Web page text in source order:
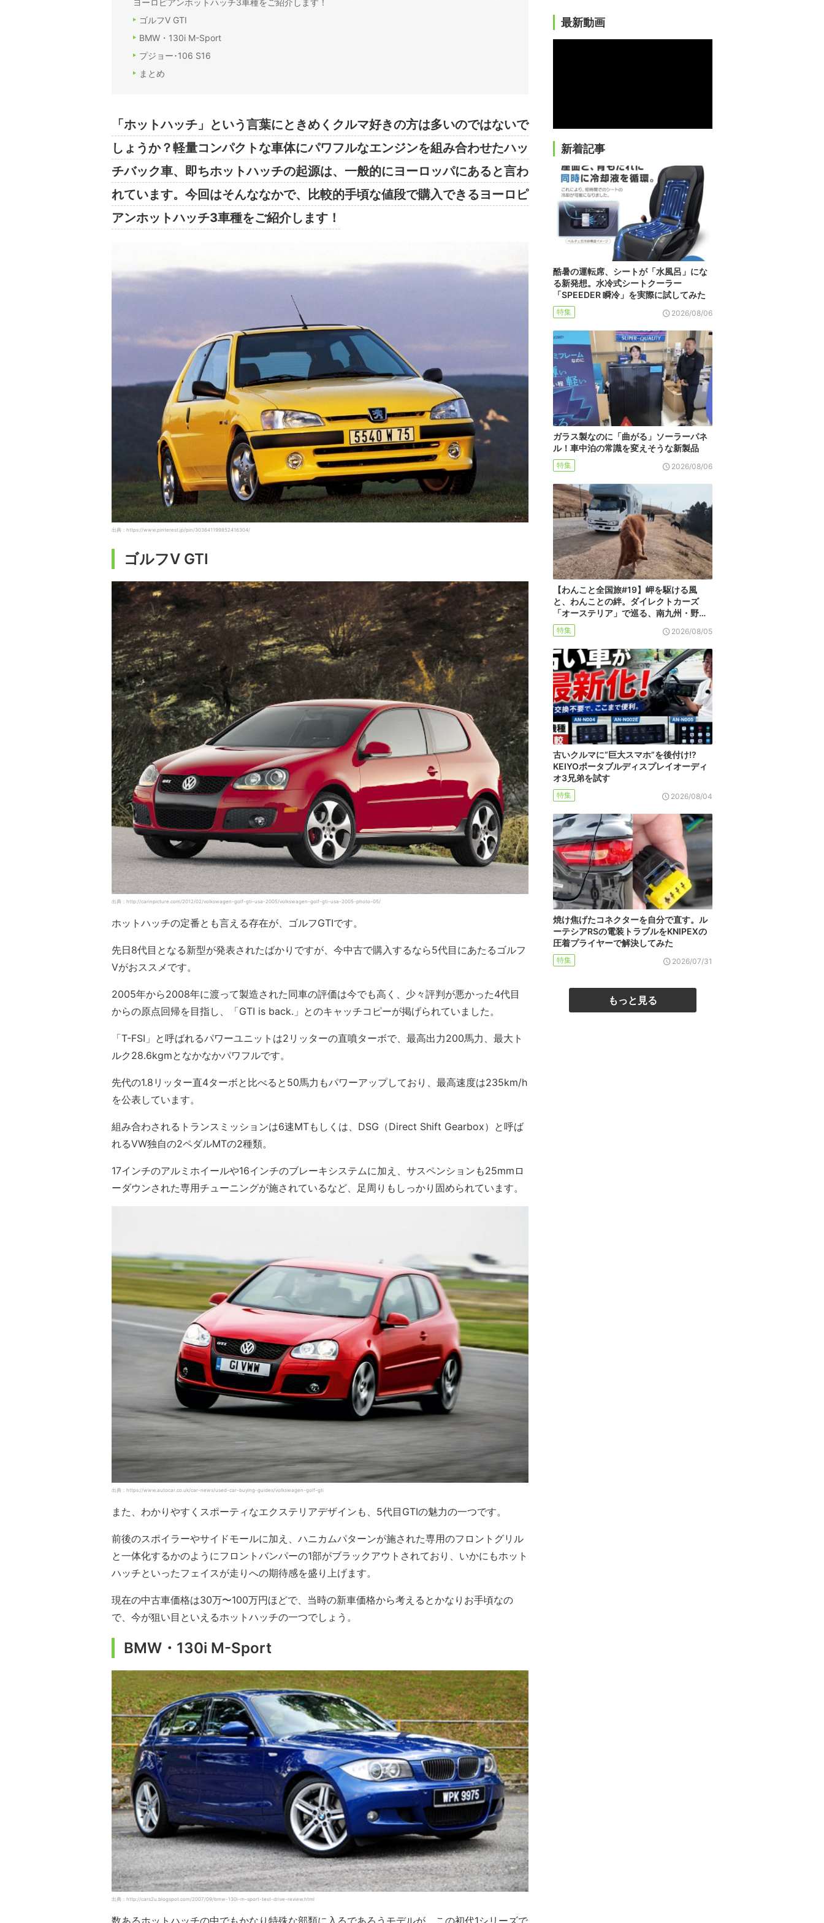
ヨーロピアンホットハッチ3車種をご紹介します！
ゴルフⅤ GTI
BMW・130i M-Sport
プジョー･106 S16
まとめ
「ホットハッチ」という言葉にときめくクルマ好きの方は多いのではないで
しょうか？軽量コンパクトな車体にパワフルなエンジンを組み合わせたハッ
チバック車、即ちホットハッチの起源は、一般的にヨーロッパにあると言わ
れています。今回はそんななかで、比較的手頃な値段で購入できるヨーロピ
アンホットハッチ3車種をご紹介します！
出典：https://www.pinterest.jp/pin/303641199852416304/
ゴルフⅤ GTI
出典：http://carinpicture.com/2012/02/volkswagen-golf-gti-usa-2005/volkswagen-golf-gti-usa-2005-photo-05/
ホットハッチの定番とも言える存在が、ゴルフGTIです。
先日8代目となる新型が発表されたばかりですが、今中古で購入するなら5代目にあたるゴルフ
Ⅴがおススメです。
2005年から2008年に渡って製造された同車の評価は今でも高く、少々評判が悪かった4代目
からの原点回帰を目指し、「GTI is back.」とのキャッチコピーが掲げられていました。
「T-FSI」と呼ばれるパワーユニットは2リッターの直噴ターボで、最高出力200馬力、最大ト
ルク28.6kgmとなかなかパワフルです。
先代の1.8リッター直4ターボと比べると50馬力もパワーアップしており、最高速度は235km/h
を公表しています。
組み合わされるトランスミッションは6速MTもしくは、DSG（Direct Shift Gearbox）と呼ば
れるVW独自の2ペダルMTの2種類。
17インチのアルミホイールや16インチのブレーキシステムに加え、サスペンションも25mmロ
ーダウンされた専用チューニングが施されているなど、足周りもしっかり固められています。
出典：https://www.autocar.co.uk/car-news/used-car-buying-guides/volkswagen-golf-gti
また、わかりやすくスポーティなエクステリアデザインも、5代目GTIの魅力の一つです。
前後のスポイラーやサイドモールに加え、ハニカムパターンが施された専用のフロントグリル
と一体化するかのようにフロントバンパーの1部がブラックアウトされており、いかにもホット
ハッチといったフェイスが走りへの期待感を盛り上げます。
現在の中古車価格は30万〜100万円ほどで、当時の新車価格から考えるとかなりお手頃なの
で、今が狙い目といえるホットハッチの一つでしょう。
BMW・130i M-Sport
出典：http://cars2u.blogspot.com/2007/09/bmw-130i-m-sport-test-drive-review.html
数あるホットハッチの中でもかなり特殊な部類に入るであろうモデルが、この初代1シリーズで
最新動画
新着記事
酷暑の運転席、シートが「水風呂」にな
る新発想。水冷式シートクーラー
「SPEEDER 瞬冷」を実際に試してみた
特集 2026/08/06
ガラス製なのに「曲がる」ソーラーパネ
ル！車中泊の常識を変えそうな新製品
特集 2026/08/06
【わんこと全国旅#19】岬を駆ける風
と、わんことの絆。ダイレクトカーズ
「オーステリア」で巡る、南九州・野…
特集 2026/08/05
古いクルマに“巨大スマホ”を後付け!?
KEIYOポータブルディスプレイオーディ
オ3兄弟を試す
特集 2026/08/04
焼け焦げたコネクターを自分で直す。ル
ーテシアRSの電装トラブルをKNIPEXの
圧着プライヤーで解決してみた
特集 2026/07/31
もっと見る